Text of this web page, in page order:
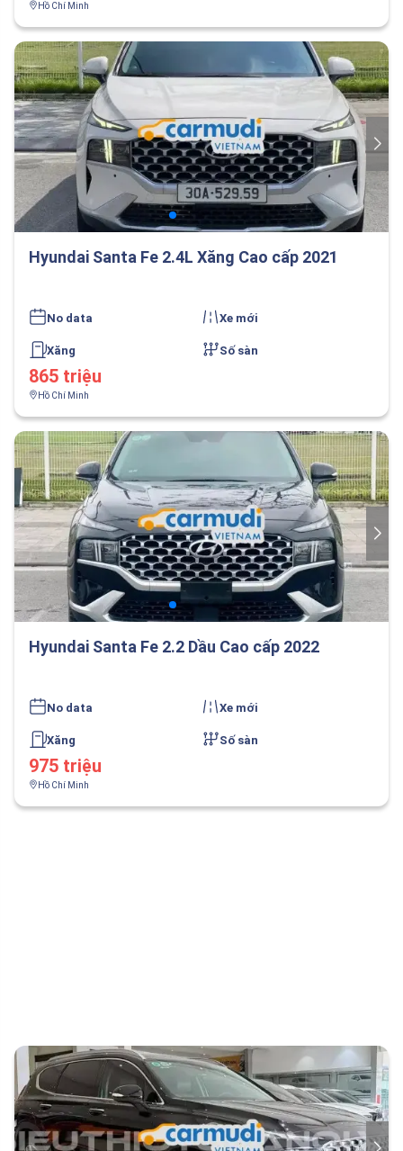
Hồ Chí Minh
Hyundai Santa Fe 2.4L Xăng Cao cấp 2021
No data Xe mới
Xăng Số sàn
865 triệu
Hồ Chí Minh
Hyundai Santa Fe 2.2 Dầu Cao cấp 2022
No data Xe mới
Xăng Số sàn
975 triệu
Hồ Chí Minh